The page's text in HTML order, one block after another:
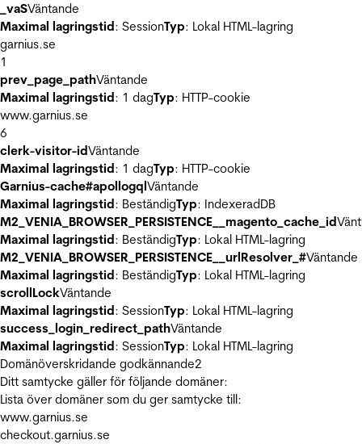
_vaSVäntande
Maximal lagringstid: SessionTyp: Lokal HTML-lagring
garnius.se
1
prev_page_pathVäntande
Maximal lagringstid: 1 dagTyp: HTTP-cookie
www.garnius.se
6
clerk-visitor-idVäntande
Maximal lagringstid: 1 dagTyp: HTTP-cookie
Garnius-cache#apollogqlVäntande
Maximal lagringstid: BeständigTyp: IndexeradDB
M2_VENIA_BROWSER_PERSISTENCE__magento_cache_id
Maximal lagringstid: BeständigTyp: Lokal HTML-lagring
M2_VENIA_BROWSER_PERSISTENCE__urlResolver_#Väntande
Maximal lagringstid: BeständigTyp: Lokal HTML-lagring
scrollLockVäntande
Maximal lagringstid: SessionTyp: Lokal HTML-lagring
success_login_redirect_pathVäntande
Maximal lagringstid: SessionTyp: Lokal HTML-lagring
Domänöverskridande godkännande2
Ditt samtycke gäller för följande domäner:
Lista över domäner som du ger samtycke till:
www.garnius.se
checkout.garnius.se